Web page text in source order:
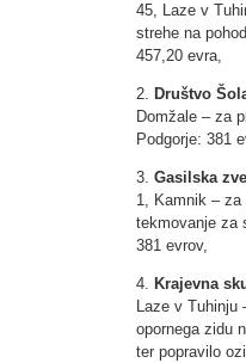
45, Laze v
strehe na
457,20 evra,
2. Društvo
Domžale – za
Podgorje: 381
3. Gasilska
1, Kamnik – za
tekmovanje za
381 evrov,
4. Krajevna
Laze v Tuhinju
opornega zidu
ter popravilo